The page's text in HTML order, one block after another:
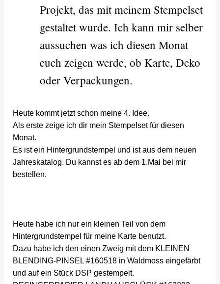
Projekt, das mit meinem Stempelset
gestaltet wurde. Ich kann mir selber
aussuchen was ich diesen Monat
euch zeigen werde, ob Karte, Deko
oder Verpackungen.
Heute kommt jetzt schon meine 4. Idee.
Als erste zeige ich dir mein Stempelset für diesen
Monat.
Es ist ein Hintergrundstempel und ist aus dem neuen
Jahreskatalog. Du kannst es ab dem 1.Mai bei mir
bestellen.
Heute habe ich nur ein kleinen Teil von dem
Hintergrundstempel für meine Karte benutzt.
Dazu habe ich den einen Zweig mit dem KLEINEN
BLENDING-PINSEL #160518 in Waldmoss eingefärbt
und auf ein Stück DSP gestempelt.